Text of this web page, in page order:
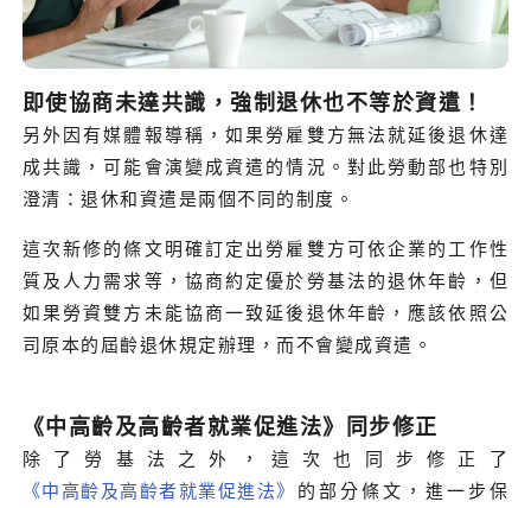
即使協商未達共識，強制退休也不等於資遣！
另外因有媒體報導稱，如果勞雇雙方無法就延後退休達
成共識，可能會演變成資遣的情況。對此勞動部也特別
澄清：退休和資遣是兩個不同的制度。
這次新修的條文明確訂定出勞雇雙方可依企業的工作性
質及人力需求等，協商約定優於勞基法的退休年齡，但
如果勞資雙方未能協商一致延後退休年齡，應該依照公
司原本的屆齡退休規定辦理，而不會變成資遣。
《中高齡及高齡者就業促進法》同步修正
除了勞基法之外，這次也同步修正了
《中高齡及高齡者就業促進法》 的部分條文，進一步保